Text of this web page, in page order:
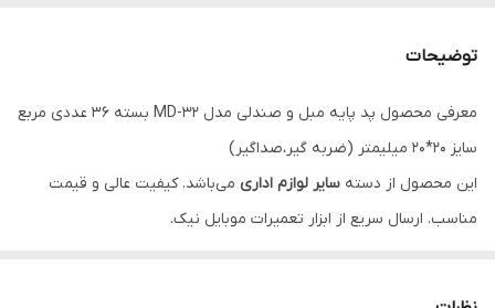
توضیحات
معرفی محصول پد پایه مبل و صندلی مدل MD-32 بسته 36 عددی مربع
سایز 20*20 میلیمتر (ضربه گیر،صداگیر)
این محصول از دسته سایر لوازم اداری می‌باشد. کیفیت عالی و قیمت
مناسب. ارسال سریع از ابزار تعمیرات موبایل نیک.